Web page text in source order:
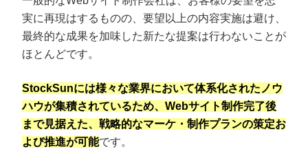
実に再現はするものの、要望以上の内容実施は避け、
最終的な成果を加味した新たな提案は行わないことが
ほとんどです。
StockSunには様々な業界において体系化されたノウ
ハウが集積されているため、Webサイト制作完了後
まで見据えた、戦略的なマーケ・制作プランの策定お
よび推進が可能です。